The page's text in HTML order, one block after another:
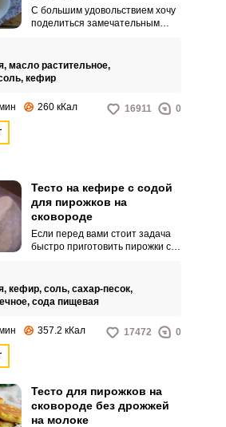
С большим удовольствием хочу
поделиться замечательным
пирожков с использованием
кефира. Процесс приготовления
вас времени, а полученный
результат приятно удивит.
масло растительное,
кефир
260 кКал 16911 0
Тесто на кефире с содой
для пирожков на
сковороде
Если перед вами стоит задача
быстро приготовить пирожки с
получается почти таким же
воздушным и пористым, как
для жарки пирожков.
кефир, соль, сахар-песок,
сода пищевая
357.2 кКал 17472 0
Тесто для пирожков на
сковороде без дрожжей
на молоке